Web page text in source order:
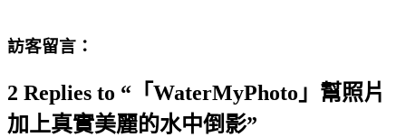
訪客留言：
2 Replies to “「WaterMyPhoto」幫照片
加上真實美麗的水中倒影”